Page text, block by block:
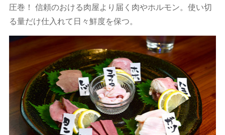
圧巻！ 信頼のおける肉屋より届く肉やホルモン。使い切
る量だけ仕入れて日々鮮度を保つ。